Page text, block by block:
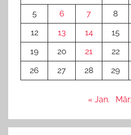
5
6 7 8
12
13 14 15
19
20 21 22
26
27 28 29
« Jan.